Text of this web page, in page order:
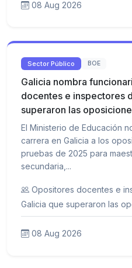
08 Aug 2026
Sector Público BOE
Galicia nombra
docentes e inspectores
superaron las
El Ministerio de Educación
carrera en Galicia a los
pruebas de 2025 para
secundaria,...
Opositores docentes e
Galicia que superaron las
08 Aug 2026